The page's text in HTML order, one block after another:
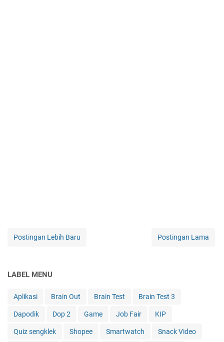
Postingan Lebih Baru Postingan Lama
LABEL MENU
Aplikasi Brain Out Brain Test Brain Test 3
Dapodik Dop 2 Game Job Fair KIP
Quiz sengklek Shopee Smartwatch Snack Video